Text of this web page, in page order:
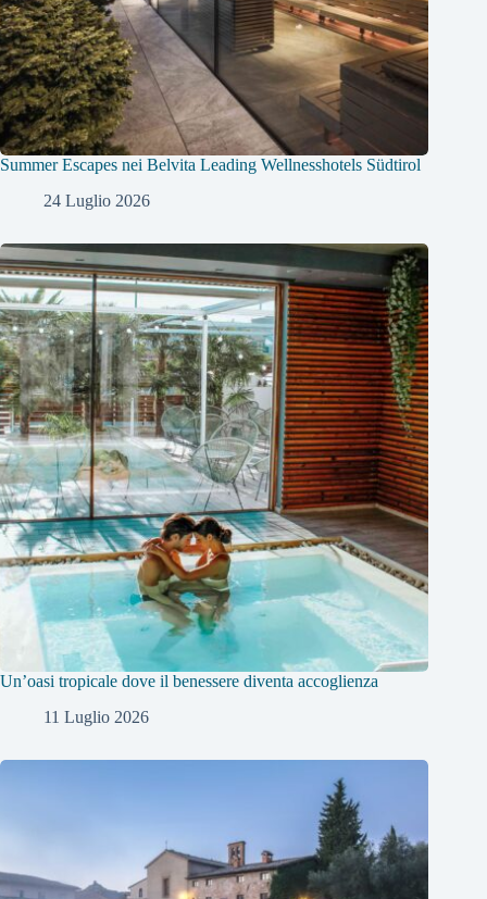
Summer Escapes nei Belvita Leading Wellnesshotels Südtirol
24 Luglio 2026
Un’oasi tropicale dove il benessere diventa accoglienza
11 Luglio 2026